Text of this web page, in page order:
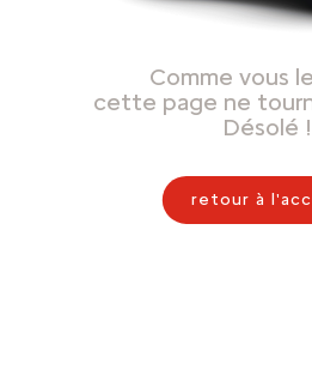
Comme vous
cette page ne
Désolé !
retour à